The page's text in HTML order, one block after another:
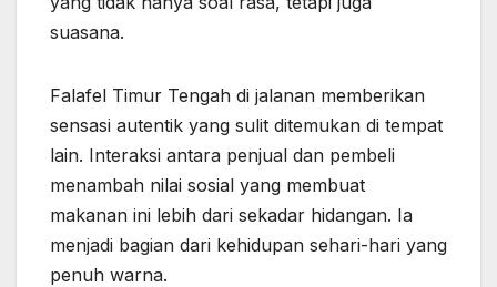
suasana.
Falafel Timur Tengah di jalanan memberikan
sensasi autentik yang sulit ditemukan di tempat
lain. Interaksi antara penjual dan pembeli
menambah nilai sosial yang membuat
makanan ini lebih dari sekadar hidangan. Ia
menjadi bagian dari kehidupan sehari-hari yang
penuh warna.